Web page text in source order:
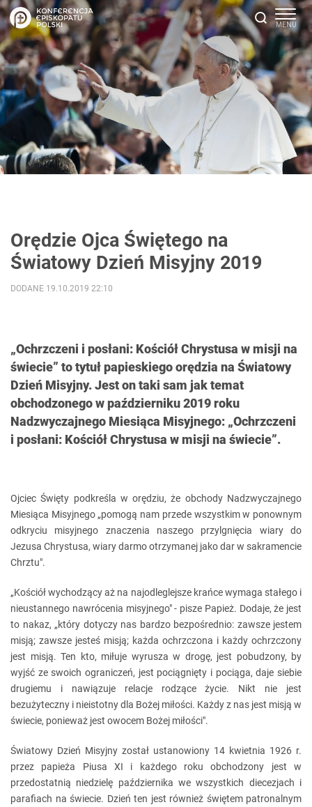
Orędzie Ojca Świętego na
Światowy Dzień Misyjny 2019
„Ochrzczeni i posłani: Kościół Chrystusa w misji na
świecie” to tytuł papieskiego orędzia na Światowy
Dzień Misyjny. Jest on taki sam jak temat
obchodzonego w październiku 2019 roku
Nadzwyczajnego Miesiąca Misyjnego: „Ochrzczeni
i posłani: Kościół Chrystusa w misji na świecie”.
DODANE 19.10.2019 22:10
Ojciec Święty podkreśla w orędziu, że obchody Nadzwyczajnego
Miesiąca Misyjnego „pomogą nam przede wszystkim w ponownym
odkryciu misyjnego znaczenia naszego przylgnięcia wiary do
Jezusa Chrystusa, wiary darmo otrzymanej jako dar w sakramencie
Chrztu".
„Kościół wychodzący aż na najodleglejsze krańce wymaga stałego i
nieustannego nawrócenia misyjnego" - pisze Papież. Dodaje, że jest
to nakaz, „który dotyczy nas bardzo bezpośrednio: zawsze jestem
misją; zawsze jesteś misją; każda ochrzczona i każdy ochrzczony
jest misją. Ten kto, miłuje wyrusza w drogę, jest pobudzony, by
wyjść ze swoich ograniczeń, jest pociągnięty i pociąga, daje siebie
drugiemu i nawiązuje relacje rodzące życie. Nikt nie jest
bezużyteczny i nieistotny dla Bożej miłości. Każdy z nas jest misją w
świecie, ponieważ jest owocem Bożej miłości".
Światowy Dzień Misyjny został ustanowiony 14 kwietnia 1926 r.
przez papieża Piusa XI i każdego roku obchodzony jest w
przedostatnią niedzielę października we wszystkich diecezjach i
parafiach na świecie. Dzień ten jest również świętem patronalnym